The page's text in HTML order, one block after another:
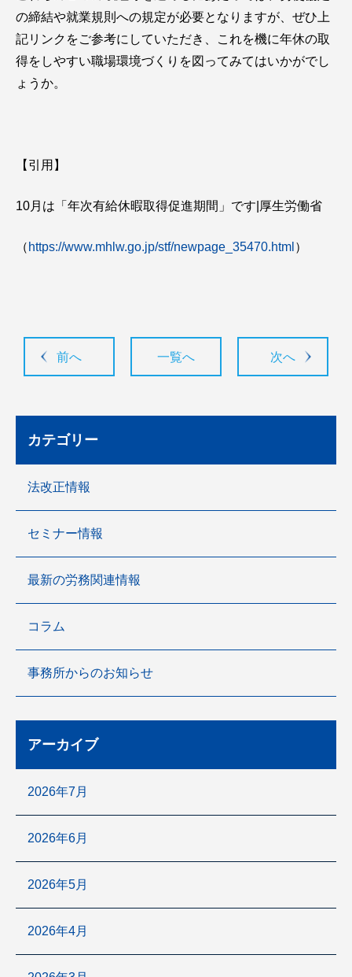
の締結や就業規則への規定が必要となりますが、ぜひ上
記リンクをご参考にしていただき、これを機に年休の取
得をしやすい職場環境づくりを図ってみてはいかがでし
ょうか。
【引用】
10月は「年次有給休暇取得促進期間」です|厚生労働省
（ https://www.mhlw.go.jp/stf/newpage_35470.html ）
前へ 一覧へ 次へ
カテゴリー
法改正情報
セミナー情報
最新の労務関連情報
コラム
事務所からのお知らせ
アーカイブ
2026年7月
2026年6月
2026年5月
2026年4月